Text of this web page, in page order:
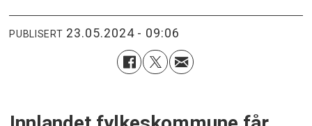
PUBLISERT 23.05.2024 - 09:06